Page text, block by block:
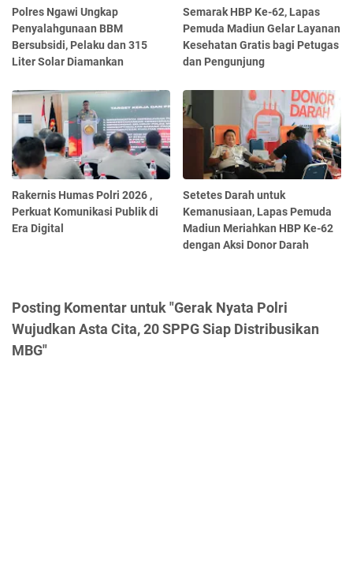
Polres Ngawi Ungkap
Penyalahgunaan BBM
Bersubsidi, Pelaku dan 315
Liter Solar Diamankan
Semarak HBP Ke-62, Lapas
Pemuda Madiun Gelar Layanan
Kesehatan Gratis bagi Petugas
dan Pengunjung
Rakernis Humas Polri 2026 ,
Perkuat Komunikasi Publik di
Era Digital
Setetes Darah untuk
Kemanusiaan, Lapas Pemuda
Madiun Meriahkan HBP Ke-62
dengan Aksi Donor Darah
Posting Komentar untuk "Gerak Nyata Polri
Wujudkan Asta Cita, 20 SPPG Siap Distribusikan
MBG"